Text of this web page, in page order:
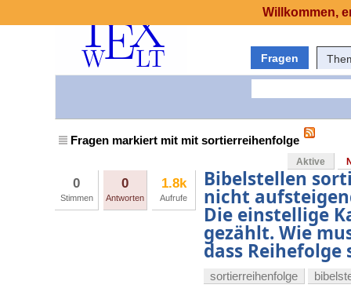
Fragen
Fragen markiert mit mit sortierreihenfolge
Aktive
0
Stimmen
0
Antworten
1.8k
Aufrufe
Bibelstellen
nicht
Die einstellige
gezählt. Wie
dass
sortierreihenfolge
Willkommen,